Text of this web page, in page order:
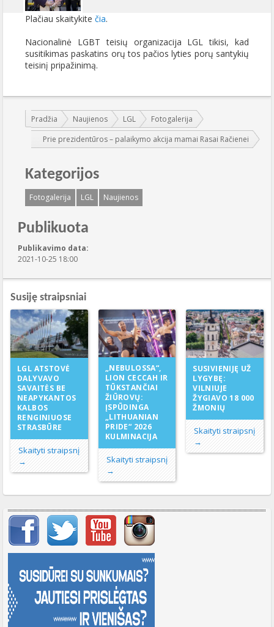
Plačiau skaitykite čia.
Nacionalinė LGBT teisių organizacija LGL tikisi, kad
susitikimas paskatins orų tos pačios lyties porų santykių
teisinį pripažinimą.
Jūs esate čia:
Pradžia Naujienos LGL
Fotogalerija
Prie prezidentūros – palaikymo akcija mamai Rasai Račienei
Kategorijos
Fotogalerija LGL Naujienos
Publikuota
Publikavimo data:
2021-10-25 18:00
Susiję straipsniai
LGL ATSTOVĖ
DALYVAVO
SAVAITĖS BE
NEAPYKANTOS
KALBOS
RENGINIUOSE
STRASBŪRE
Skaityti straipsnį
→
„NEBULOSSA“,
LION CECCAH IR
TŪKSTANČIAI
ŽIŪROVŲ:
ĮSPŪDINGA
„LITHUANIAN
PRIDE“ 2026
KULMINACIJA
Skaityti straipsnį
→
SUSIVIENIJĘ UŽ
LYGYBĘ:
VILNIUJE
ŽYGIAVO 18 000
ŽMONIŲ
Skaityti straipsnį
→
Svarbių įrašų meniu